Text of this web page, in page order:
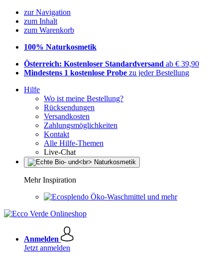
zur Navigation
zum Inhalt
zum Warenkorb
100% Naturkosmetik
Österreich: Kostenloser Standardversand ab € 39,90
Mindestens 1 kostenlose Probe zu jeder Bestellung
Hilfe
Wo ist meine Bestellung?
Rücksendungen
Versandkosten
Zahlungsmöglichkeiten
Kontakt
Alle Hilfe-Themen
Live-Chat
Mehr Inspiration
Öko-Waschmittel und mehr
Anmelden
Jetzt anmelden